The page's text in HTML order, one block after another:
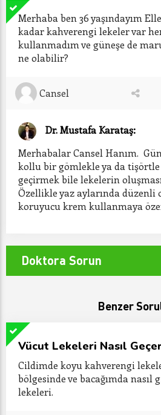
Merhaba ben 36 yaşındayım
kadar kahverengi lekeler var
kullanmadım ve güneşe de
ne olabilir?
Cansel
Dr. Mustafa Karataş:
Merhabalar Cansel Hanım.
kollu bir gömlekle ya da tişörtle
geçirmek bile lekelerin
Özellikle yaz aylarında düzenli
koruyucu krem kullanmaya
Doktora Sorun
Benzer
Vücut Lekeleri Nasıl
Cildimde koyu kahverengi
bölgesinde ve bacağımda
lekeleri.